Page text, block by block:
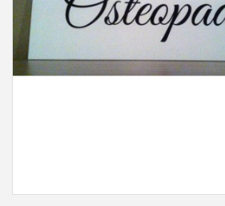
Freesletters
Accessoires